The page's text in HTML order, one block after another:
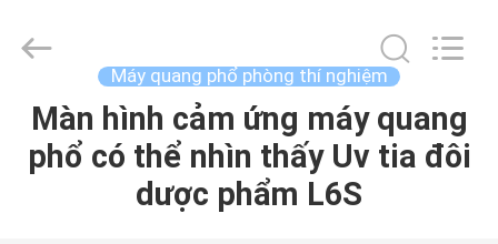
TRANG
CHỦ
Copyright
Máy quang phổ phòng thí nghiệm
Màn hình cảm ứng máy quang
phổ có thể nhìn thấy Uv tia đôi
dược phẩm L6S